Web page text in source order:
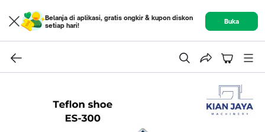
Belanja di aplikasi, gratis ongkir & kupon diskon
setiap hari!
Buka